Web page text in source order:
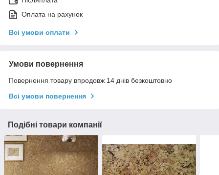
Оплата на рахунок
Всі умови оплати
Умови повернення
Повернення товару впродовж 14 днів безкоштовно
Всі умови повернення
Подібні товари компанії